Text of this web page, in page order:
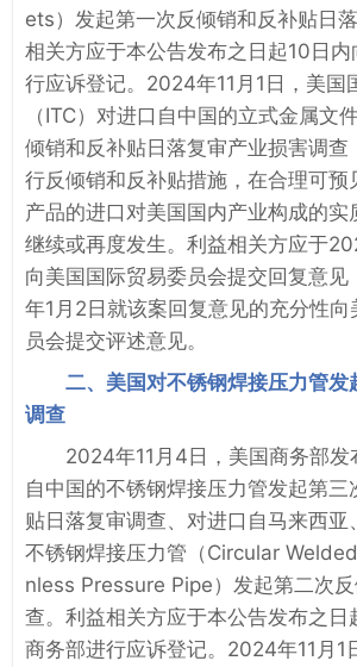
ets）发起第一次反倾销和反补贴日
相关方应于本公告发布之日起10日
行应诉登记。2024年11月1日，美国
（ITC）对进口自中国的立式金属文
倾销和反补贴日落复审产业损害调查
行反倾销和反补贴措施，在合理可预
产品的进口对美国国内产业构成的实
继续或再度发生。利益相关方应于
向美国国际贸易委员会提交回复意
年1月2日就该案回复意见的充分性
员会提交评述意见。
二、美国对不锈钢焊接压力管发
调查
2024年11月4日，美国商务部发
自中国的不锈钢焊接压力管发起第三
贴日落复审调查、对进口自马来西亚
不锈钢焊接压力管（Circular
nless Pressure Pipe）发起第二次
查。利益相关方应于本公告发布之日
商务部进行应诉登记。2024年11月1